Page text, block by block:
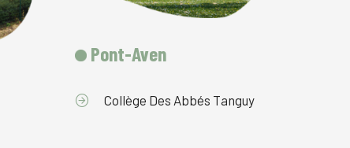
Pont-Aven
Collège Des Abbés Tanguy